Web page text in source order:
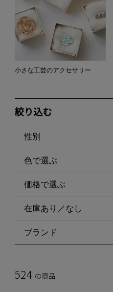
小さな工芸のアクセサリー
絞り込む
性別
色で選ぶ
価格で選ぶ
在庫あり／なし
ブランド
524 の商品